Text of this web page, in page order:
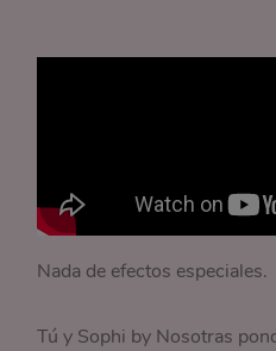
Nada de efectos especiales.
Tú y Sophi by Nosotras